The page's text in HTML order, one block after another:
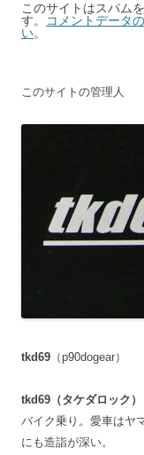
このサイトはスパム
す。
コメントデータ
い。
このサイトの管理人
tkd69 （p90dogear）
tkd69（タケダロック）
バイク乗り。愛車はヤ
にも造詣が深い。